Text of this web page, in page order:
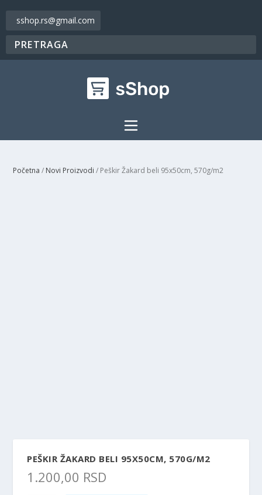
sshop.rs@gmail.com
Početna / Novi Proizvodi / Peškir Žakard beli 95x50cm, 570g/m2
PEŠKIR ŽAKARD BELI 95X50CM, 570G/M2
1.200,00 RSD